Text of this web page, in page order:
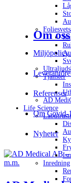
Tjänster
AD
Life Science
Inredning
Om oss
Miljöpolicy
Referenser
Om Covid-
Nyheter